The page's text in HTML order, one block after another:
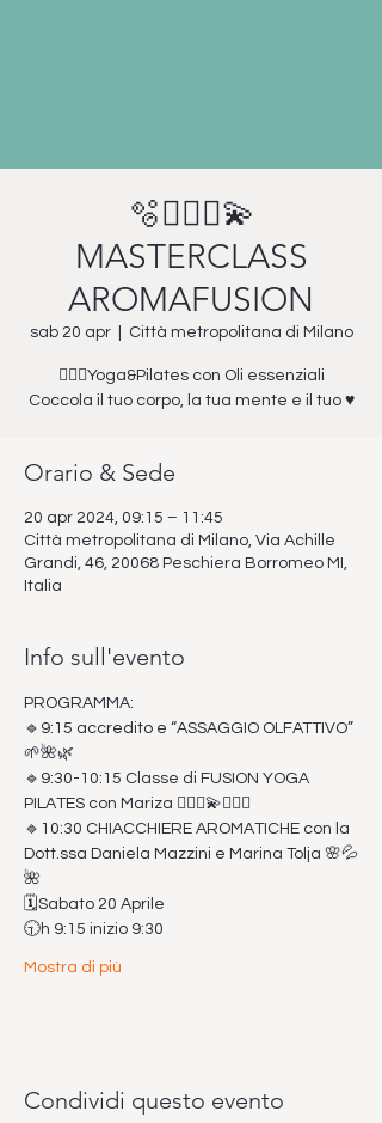
🫧🧘🏻‍♀️💫
MASTERCLASS
AROMAFUSION
sab 20 apr
  |
Città metropolitana di Milano
🤸🏼‍♀️Yoga&Pilates con Oli essenziali
Coccola il tuo corpo, la tua mente e il tuo ♥️
Orario & Sede
20 apr 2024, 09:15 – 11:45
Città metropolitana di Milano, Via Achille
Grandi, 46, 20068 Peschiera Borromeo MI,
Italia
Info sull'evento
PROGRAMMA:
🔹9:15 accredito e “ASSAGGIO OLFATTIVO”
🌱🌺🌿
🔹9:30-10:15 Classe di FUSION YOGA
PILATES con Mariza 🧘🏻‍♀️💫🤸🏻‍♀️
🔹10:30 CHIACCHIERE AROMATICHE con la
Dott.ssa Daniela Mazzini e Marina Tolja 🌸💦
🌺
🗓️Sabato 20 Aprile
🕤h 9:15 inizio 9:30
Mostra di più
Condividi questo evento